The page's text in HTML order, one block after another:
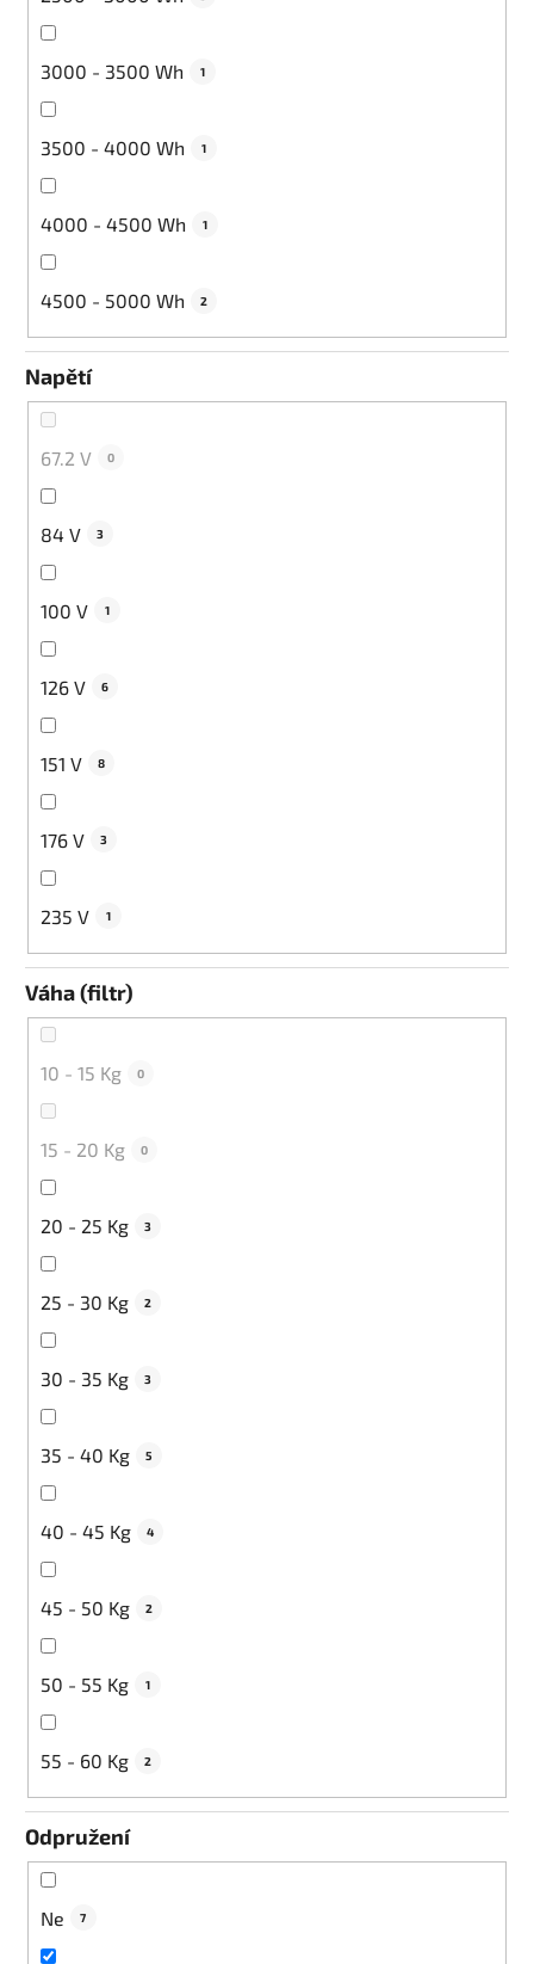
3000 - 3500 Wh 1
3500 - 4000 Wh 1
4000 - 4500 Wh 1
4500 - 5000 Wh 2
Napětí
67.2 V 0
84 V 3
100 V 1
126 V 6
151 V 8
176 V 3
235 V 1
Váha (filtr)
10 - 15 Kg 0
15 - 20 Kg 0
20 - 25 Kg 3
25 - 30 Kg 2
30 - 35 Kg 3
35 - 40 Kg 5
40 - 45 Kg 4
45 - 50 Kg 2
50 - 55 Kg 1
55 - 60 Kg 2
Odpružení
Ne 7